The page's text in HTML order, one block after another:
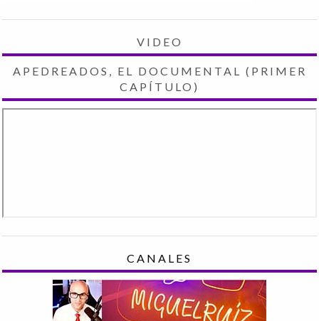
VIDEO
APEDREADOS, EL DOCUMENTAL (PRIMER
CAPÍTULO)
CANALES